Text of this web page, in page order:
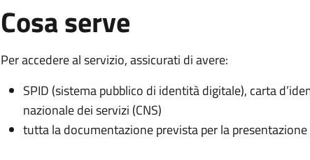
Cosa serve
Per accedere al servizio, assicurati di avere:
SPID (sistema pubblico di identità digitale), carta
nazionale dei servizi (CNS)
tutta la documentazione prevista per la presentazione